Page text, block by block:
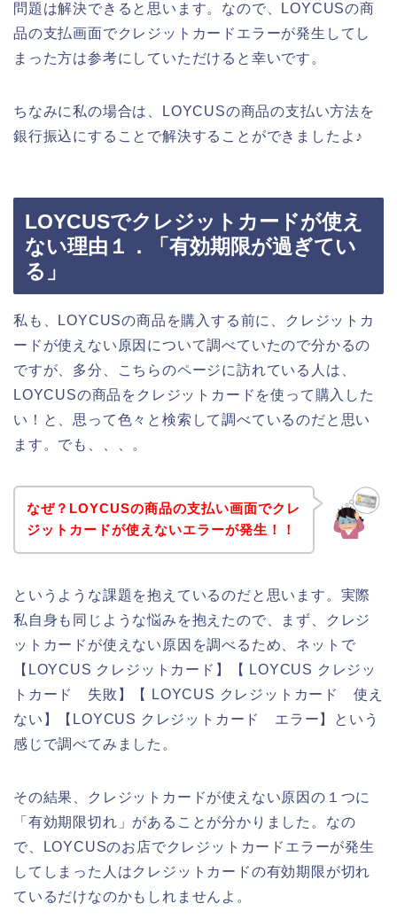
問題は解決できると思います。なので、LOYCUSの商
品の支払画面でクレジットカードエラーが発生してし
まった方は参考にしていただけると幸いです。
ちなみに私の場合は、LOYCUSの商品の支払い方法を
銀行振込にすることで解決することができましたよ♪
LOYCUSでクレジットカードが使え
ない理由１．「有効期限が過ぎてい
る」
私も、LOYCUSの商品を購入する前に、クレジットカ
ードが使えない原因について調べていたので分かるの
ですが、多分、こちらのページに訪れている人は、
LOYCUSの商品をクレジットカードを使って購入した
い！と、思って色々と検索して調べているのだと思い
ます。でも、、、。
なぜ？LOYCUSの商品の支払い画面でクレ
ジットカードが使えないエラーが発生！！
というような課題を抱えているのだと思います。実際
私自身も同じような悩みを抱えたので、まず、クレジ
ットカードが使えない原因を調べるため、ネットで
【LOYCUS クレジットカード】【 LOYCUS クレジッ
トカード 失敗】【 LOYCUS クレジットカード 使え
ない】【LOYCUS クレジットカード エラー】という
感じで調べてみました。
その結果、クレジットカードが使えない原因の１つに
「有効期限切れ」があることが分かりました。なの
で、LOYCUSのお店でクレジットカードエラーが発生
してしまった人はクレジットカードの有効期限が切れ
ているだけなのかもしれませんよ。